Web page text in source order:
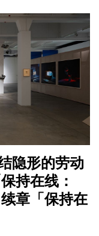
隐形的劳动
持在线：
章「保持在